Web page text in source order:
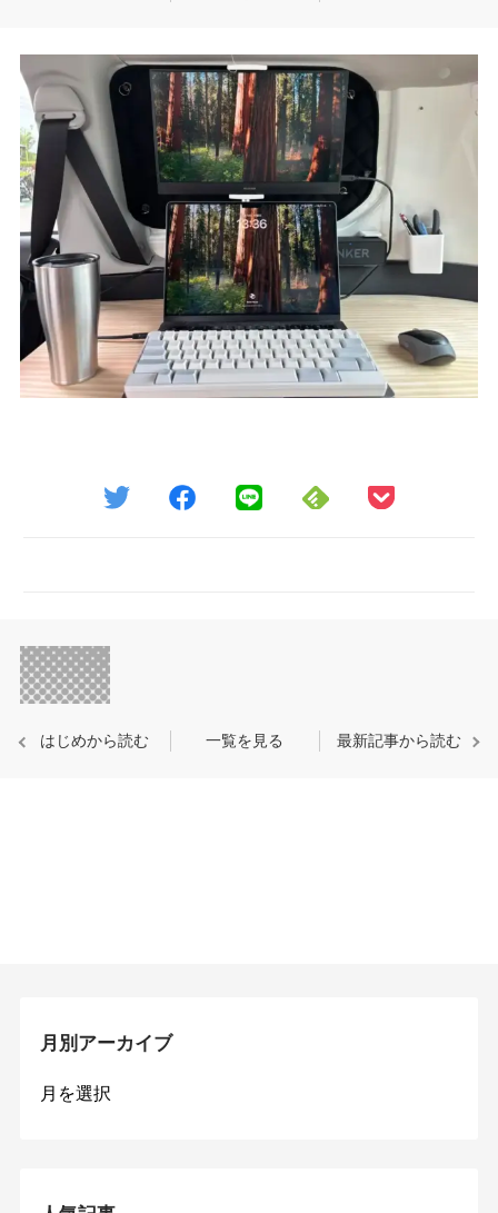
はじめから読む 一覧を見る 最新記事から読む
月別アーカイブ
月
イ